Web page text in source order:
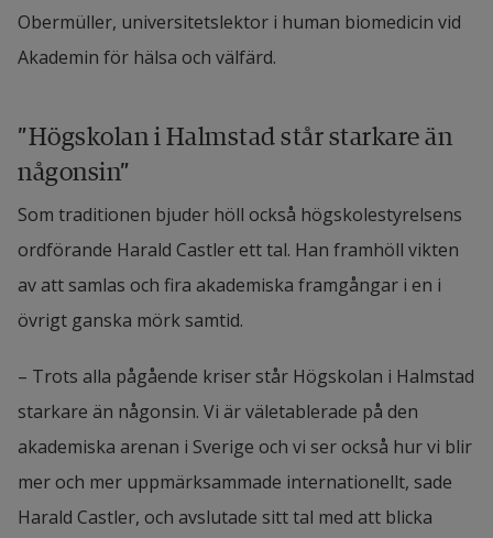
Obermüller, universitetslektor i human biomedicin vid
Akademin för hälsa och välfärd.
”Högskolan i Halmstad står starkare än
någonsin”
Som traditionen bjuder höll också högskolestyrelsens
ordförande Harald Castler ett tal. Han framhöll vikten
av att samlas och fira akademiska framgångar i en i
övrigt ganska mörk samtid.
– Trots alla pågående kriser står Högskolan i Halmstad
starkare än någonsin. Vi är väletablerade på den
akademiska arenan i Sverige och vi ser också hur vi blir
mer och mer uppmärksammade internationellt, sade
Harald Castler, och avslutade sitt tal med att blicka